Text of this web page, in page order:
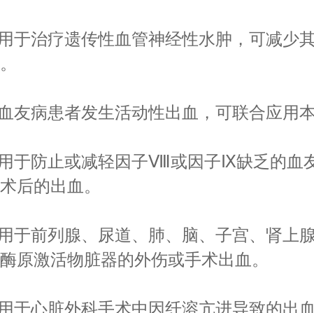
治疗遗传性血管神经性水肿，可减少
病患者发生活动性出血，可联合应用本
防止或减轻因子Ⅷ或因子Ⅸ缺乏的血
后的出血。
前列腺、尿道、肺、脑、子宫、肾上
原激活物脏器的外伤或手术出血。
心脏外科手术中因纤溶亢进导致的出血